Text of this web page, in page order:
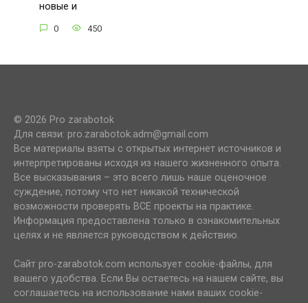
новые и
0 450
© 2026 Pro zarabotok
Для связи: pro.zarabotok.adm@gmail.com
Все материалы взяты с открытых интернет источников и
интерпретированы исходя из нашего жизненного опыта.
Все высказывания – это всего лишь наше оценочное
суждение, потому что нет никакой технической
возможности проверять ВСЕ проекты на практике.
Информация предоставлена только в ознакомительных
целях и не является руководством к действию.
Сайт pro-zarabotok.com использует cookie-файлы, для
вашего удобства. Если Вы остаетесь на нашем сайте, вы
соглашаетесь на использование нами ваших cookie-